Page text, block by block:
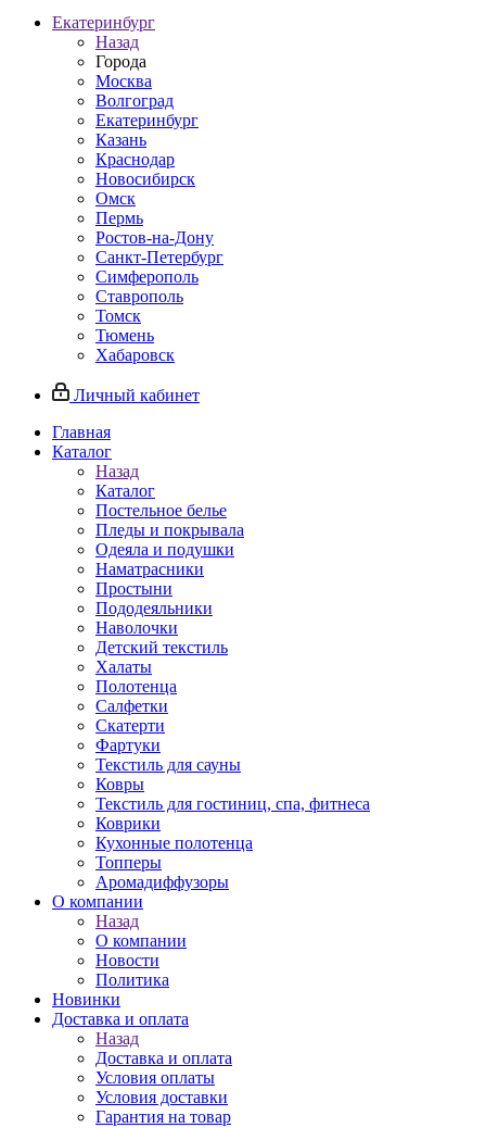
Екатеринбург
Назад
Города
Москва
Волгоград
Екатеринбург
Казань
Краснодар
Новосибирск
Омск
Пермь
Ростов-на-Дону
Санкт-Петербург
Симферополь
Ставрополь
Томск
Тюмень
Хабаровск
Личный кабинет
Главная
Каталог
Назад
Каталог
Постельное белье
Пледы и покрывала
Одеяла и подушки
Наматрасники
Простыни
Пододеяльники
Наволочки
Детский текстиль
Халаты
Полотенца
Салфетки
Скатерти
Фартуки
Текстиль для сауны
Ковры
Текстиль для гостиниц, спа, фитнеса
Коврики
Кухонные полотенца
Топперы
Аромадиффузоры
О компании
Назад
О компании
Новости
Политика
Новинки
Доставка и оплата
Назад
Доставка и оплата
Условия оплаты
Условия доставки
Гарантия на товар